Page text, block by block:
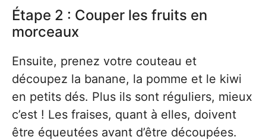
Étape 2 : Couper les fruits en
morceaux
Ensuite, prenez votre couteau et
découpez la banane, la pomme et le kiwi
en petits dés. Plus ils sont réguliers, mieux
c’est ! Les fraises, quant à elles, doivent
être équeutées avant d’être découpées.